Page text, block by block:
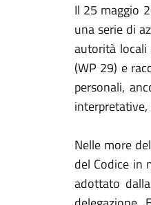
Il 25 maggio
una serie di
autorità locali
(WP 29) e
personali,
interpretative,
Nelle more
del Codice in
adottato